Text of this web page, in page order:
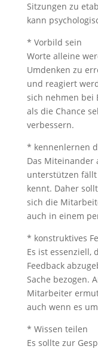
Sitzungen zu
kann
* Vorbild sein
Worte alleine
Umdenken zu
und reagiert
sich nehmen bei
als die Chance
verbessern.
* kennenlernen
Das Miteinander
unterstützen
kennt. Daher
sich die
auch in einem
* konstruktives
Es ist essenziell,
Feedback
Sache bezogen.
Mitarbeiter
auch wenn es
* Wissen teilen
Es sollte zur